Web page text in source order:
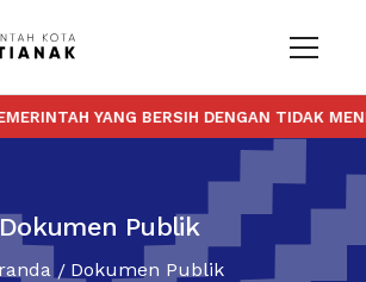
YANG BERSIH DENGAN TIDAK
Dokumen Publik
Dokumen Publik